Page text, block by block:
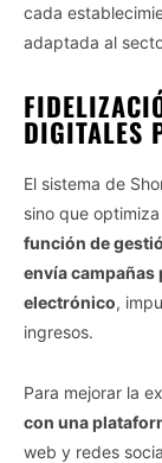
cada
adaptada al
DIGITALES
El sistema de
sino que
función de
envía campañas
electrónico,
ingresos.
Para mejorar la
con una
web y redes